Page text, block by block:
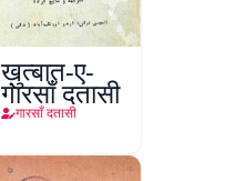
ख़ुत्बात-ए-
गारसाँ दतासी
गारसाँ दतासी